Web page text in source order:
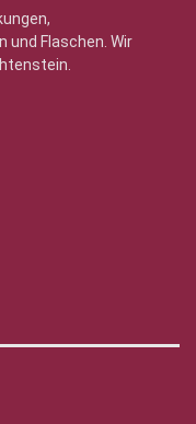
und Flaschen. Wir